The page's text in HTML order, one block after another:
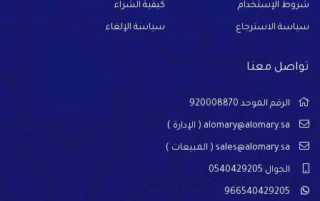
شروط الإستخدام كيفية الشراء
سياسة الاسترجاع سياسة الإلغاء
تواصل معنا
الرقم الموحد 920008870
alomary@alomary.sa ( الإدارة )
sales@alomary.sa ( المبيعات )
الجوال 0540429205
966540429205